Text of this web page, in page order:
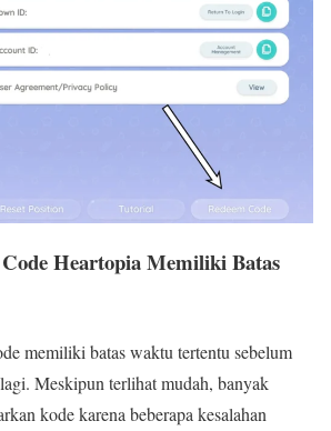
Heartopia Memiliki Batas
memiliki batas waktu tertentu sebelum
Meskipun terlihat mudah, banyak
kode karena beberapa kesalahan